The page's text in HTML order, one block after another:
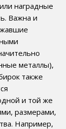
наградные
Важна и
металлы),
также
и той же
размерами,
Например,